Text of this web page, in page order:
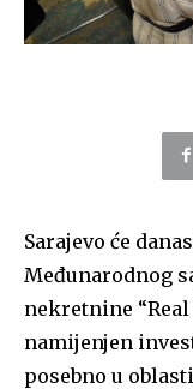
Sarajevo će
Međunarodnog
nekretnine “Real
namijenjen
posebno u